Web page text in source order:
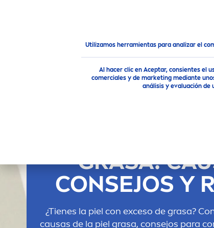
Utilizamos herramientas para analizar el
Al hacer clic en Aceptar, consientes el
comerciales y de marketing mediante
análisis y evaluación
Consejos para la Piel Cuidado de la
GRASA:
CONSEJOS Y
¿Tienes la piel con exceso de grasa?
causas de la piel grasa, consejos para